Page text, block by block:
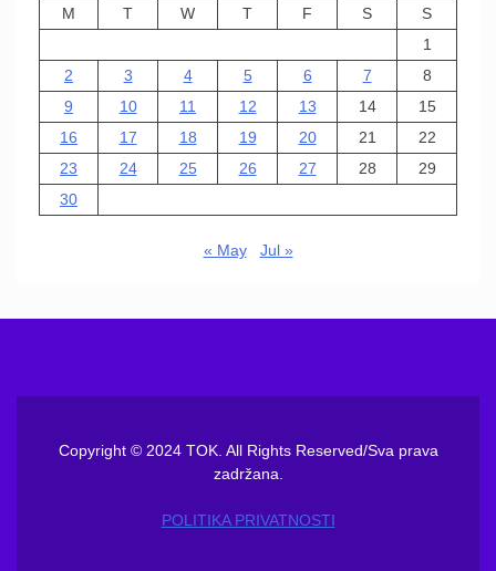
M
T W T F S
S
1
2
3 4 5 6 7
8
9
10 11 12 13 14
15
16
17 18 19 20 21
22
23
24 25 26 27 28
29
30
« May Jul »
Copyright © 2024 TOK. All Rights Reserved/Sva prava
zadržana.
POLITIKA PRIVATNOSTI